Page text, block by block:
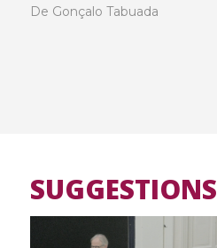
De Gonçalo Tabuada
SUGGESTIONS